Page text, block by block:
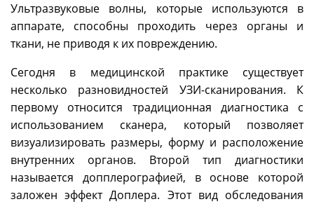
Ультразвуковые волны, которые используются в
аппарате, способны проходить через органы и
ткани, не приводя к их повреждению.
Сегодня в медицинской практике существует
несколько разновидностей УЗИ-сканирования. К
первому относится традиционная диагностика с
использованием сканера, который позволяет
визуализировать размеры, форму и расположение
внутренних органов. Второй тип диагностики
называется допплерографией, в основе которой
заложен эффект Доплера. Этот вид обследования